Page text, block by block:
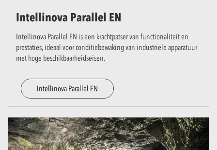
Intellinova Parallel EN
Intellinova Parallel EN is een krachtpatser van functionaliteit en
prestaties, ideaal voor conditiebewaking van industriële apparatuur
met hoge beschikbaarheidseisen.
Intellinova Parallel EN